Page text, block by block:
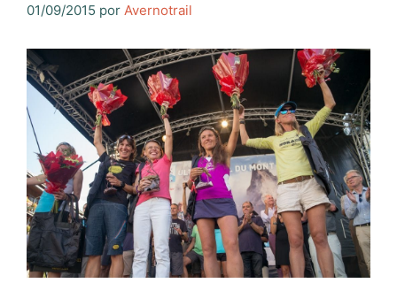
01/09/2015 por Avernotrail